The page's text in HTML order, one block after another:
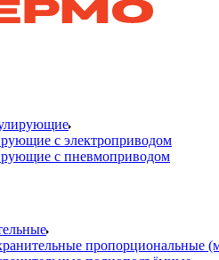
с электроприводом
с пневмоприводом
пропорциональные